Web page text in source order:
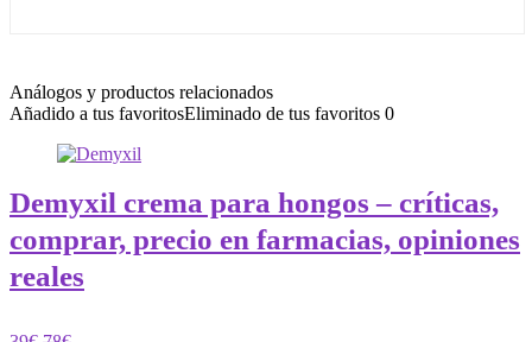
Análogos y productos relacionados
Añadido a tus favoritosEliminado de tus favoritos 0
Demyxil crema para hongos – críticas,
comprar, precio en farmacias, opiniones
reales